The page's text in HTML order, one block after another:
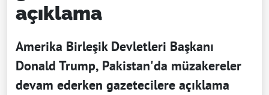
açıklama
Amerika Birleşik Devletleri Başkanı
Donald Trump, Pakistan'da müzakereler
devam ederken gazetecilere açıklama